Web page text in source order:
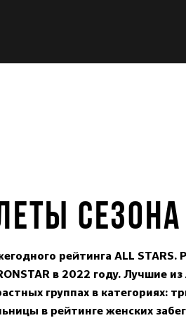
СЕЗОНА
рейтинга ALL STARS.
в 2022 году. Лучшие
группах в категориях:
в рейтинге женских